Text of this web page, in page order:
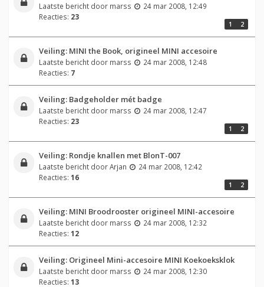
Laatste bericht door marss
24 mar 2008, 12:49
Reacties: 23
1 2
Veiling: MINI the Book, origineel MINI accesoire
Laatste bericht door marss
24 mar 2008, 12:48
Reacties: 7
Veiling: Badgeholder mét badge
Laatste bericht door marss
24 mar 2008, 12:47
Reacties: 23
1 2
Veiling: Rondje knallen met BlonT-007
Laatste bericht doorArjan
24 mar 2008, 12:42
Reacties: 16
1 2
Veiling: MINI Broodrooster origineel MINI-accesoire
Laatste bericht door marss
24 mar 2008, 12:32
Reacties: 12
Veiling: Origineel Mini-accesoire MINI Koekoeksklok
Laatste bericht door marss
24 mar 2008, 12:30
Reacties: 13